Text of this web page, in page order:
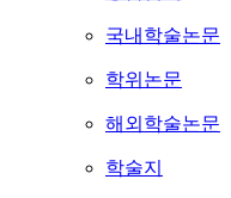
국내학술논문
학위논문
해외학술논문
학술지